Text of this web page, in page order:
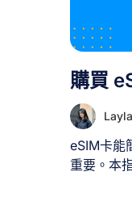
購買
Layla
eSIM卡能
重要。本